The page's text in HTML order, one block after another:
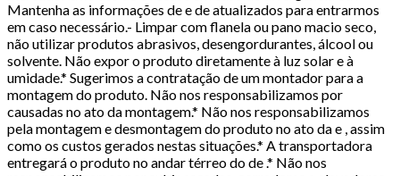
Mantenha as informações de e de atualizados para entrarmos
em caso necessário.- Limpar com flanela ou pano macio seco,
não utilizar produtos abrasivos, desengordurantes, álcool ou
solvente. Não expor o produto diretamente à luz solar e à
umidade.* Sugerimos a contratação de um montador para a
montagem do produto. Não nos responsabilizamos por
causadas no ato da montagem.* Não nos responsabilizamos
pela montagem e desmontagem do produto no ato da e , assim
como os custos gerados nestas situações.* A transportadora
entregará o produto no andar térreo do de .* Não nos